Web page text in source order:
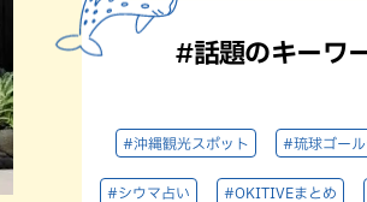
#話題のキーワ
#沖縄観光スポット #琉球ゴー
#シウマ占い #OKITIVEまとめ